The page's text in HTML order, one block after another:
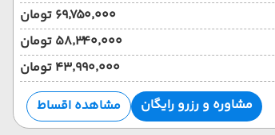
۶۹٬۷۵۰٬۰۰۰ تومان
۵۸٬۳۴۰٬۰۰۰ تومان
۴۳٬۹۹۰٬۰۰۰ تومان
مشاوره و رزرو رایگان
مشاهده اقساط